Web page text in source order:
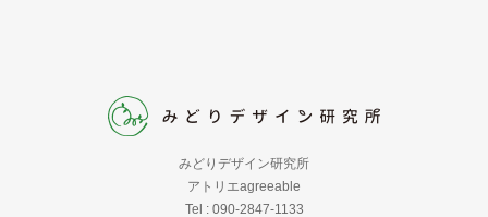
みどりデザイン研究所
アトリエagreeable
Tel : 090-2847-1133